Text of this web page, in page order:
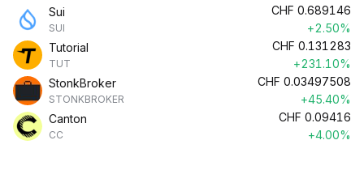
Sui
SUI
CHF 0.689146
+2.50%
Tutorial
TUT
CHF 0.131283
+231.10%
StonkBroker
STONKBROKER
CHF 0.03497508
+45.40%
Canton
CC
CHF 0.09416
+4.00%